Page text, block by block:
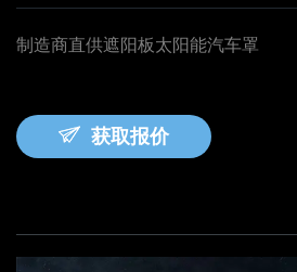
制造商直供遮阳板太阳能汽车罩
获取报价